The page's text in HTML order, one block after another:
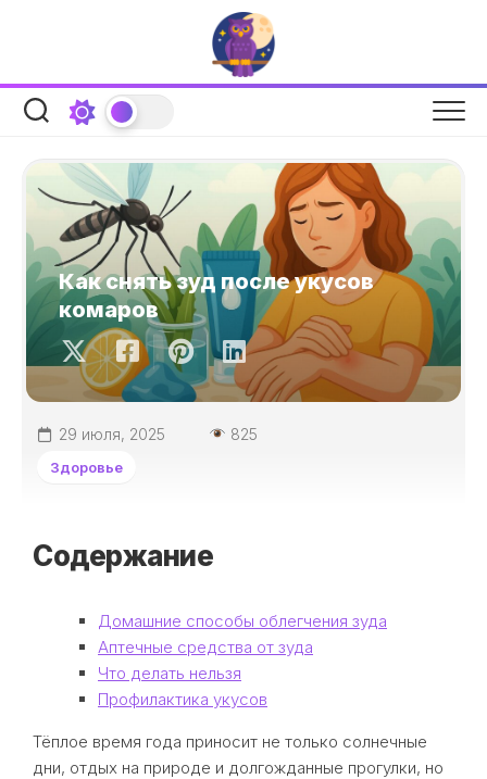
Как снять зуд после укусов
комаров
29 июля, 2025 825
Здоровье
Содержание
Домашние способы облегчения зуда
Аптечные средства от зуда
Что делать нельзя
Профилактика укусов
Тёплое время года приносит не только солнечные
дни, отдых на природе и долгожданные прогулки, но